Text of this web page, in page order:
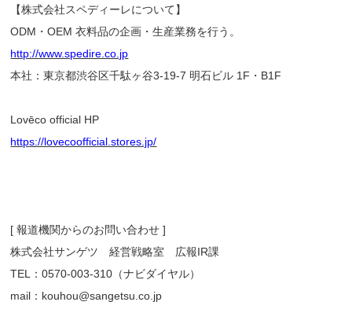
【株式会社スペディーレについて】
ODM・OEM ⾐料品の企画・⽣産業務を⾏う。
http://www.spedire.co.jp
本社：東京都渋⾕区千駄ヶ⾕3-19-7 明⽯ビル 1F・B1F
Lovēco official HP
https://lovecoofficial.stores.jp/
[ 報道機関からのお問い合わせ ]
株式会社サンゲツ 経営戦略室 広報IR課
TEL：0570-003-310（ナビダイヤル）
mail：kouhou@sangetsu.co.jp